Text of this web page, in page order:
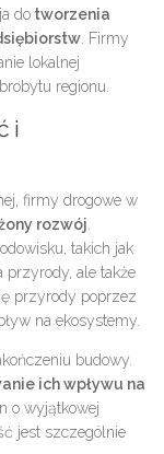
do tworzenia
. Firmy
lokalnej
regionu.
i
firmy drogowe w
rozwój.
takich jak
przyrody, ale także
przyrody poprzez
na ekosystemy.
budowy.
ich wpływu na
o wyjątkowej
jest szczególnie